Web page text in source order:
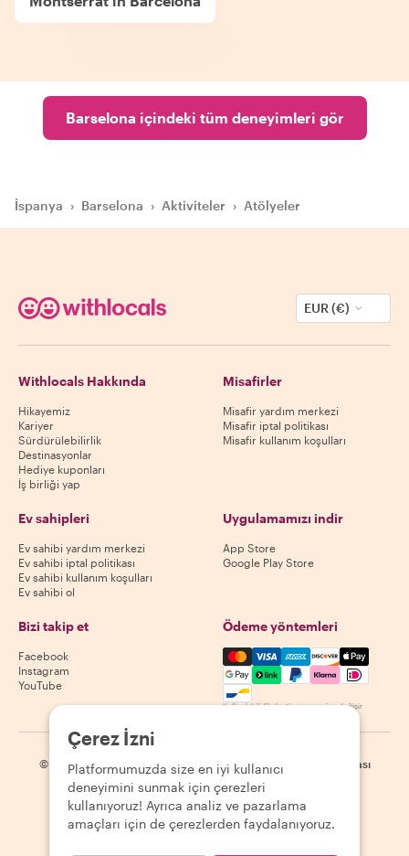
Barselona içindeki tüm deneyimleri gör
İspanya › Barselona › Aktiviteler › Atölyeler
EUR (€)
Withlocals Hakkında
Hikayemiz
Kariyer
Sürdürülebilirlik
Destinasyonlar
Hediye kuponları
İş birliği yap
Misafirler
Misafir yardım merkezi
Misafir iptal politikası
Misafir kullanım koşulları
Ev sahipleri
Ev sahibi yardım merkezi
Ev sahibi iptal politikası
Ev sahibi kullanım koşulları
Ev sahibi ol
Uygulamamızı indir
App Store
Google Play Store
Bizi takip et
Facebook
Instagram
YouTube
Ödeme yöntemleri
Mastercard, Visa, Amex,
Kullanılabilirlik destinasyona göre değişir
© 2026 Withlocals.com Gizlilik Politikası | Site haritası
Çerez İzni
Platformumuzda size en iyi kullanıcı
deneyimini sunmak için çerezleri
kullanıyoruz! Ayrıca analiz ve pazarlama
amaçları için de çerezlerden faydalanıyoruz.